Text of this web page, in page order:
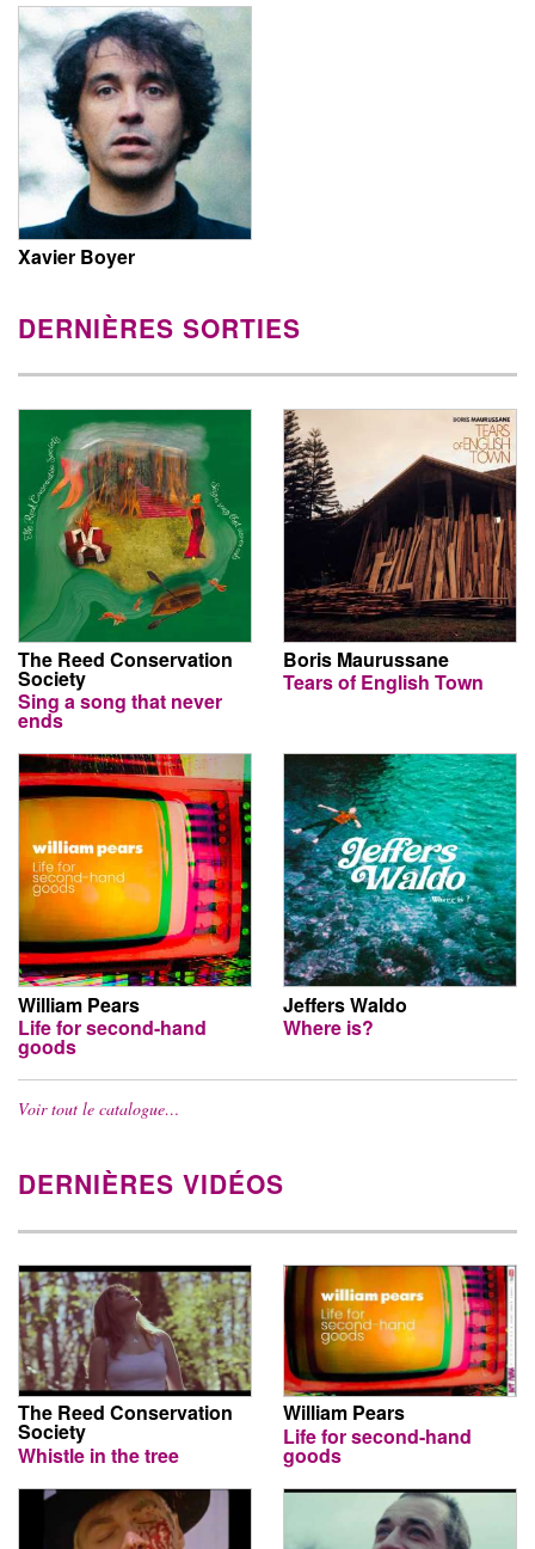
Xavier Boyer
DERNIÈRES SORTIES
The Reed Conservation
Society
Sing a song that never
ends
Boris Maurussane
Tears of English Town
William Pears
Life for second-hand
goods
Jeffers Waldo
Where is?
Voir tout le catalogue…
DERNIÈRES VIDÉOS
The Reed Conservation
Society
Whistle in the tree
William Pears
Life for second-hand
goods